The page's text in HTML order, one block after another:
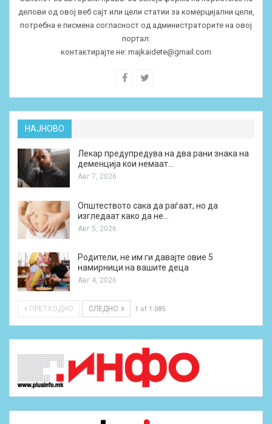
делови од овој веб сајт или цели статии за комерцијални цели,
потребна е писмена согласност од администраторите на овој
портал.
контактирајте не: majkaidete@gmail.com
НАЈНОВО
Лекар предупредува на два рани знака на
деменција кои немаат…
Авг 7, 2026
Општеството сака да раѓаат, но да
изгледаат како да не…
Авг 5, 2026
Родители, не им ги давајте овие 5
намирници на вашите деца
Авг 4, 2026
ПРЕТХОДНО СЛЕДНО 1 of 1.085